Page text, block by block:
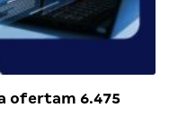
ofertam 6.475